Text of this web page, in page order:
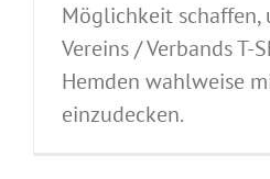
Möglichkeit schaffen,
Vereins / Verbands T-
Hemden wahlweise
einzudecken.